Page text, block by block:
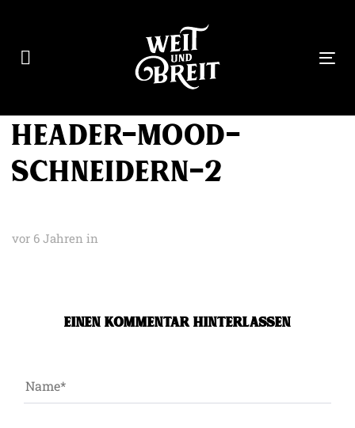
Inhalt
springen
header-mood-
schneidern-2
vor 6 Jahren in
EINEN KOMMENTAR HINTERLASSEN